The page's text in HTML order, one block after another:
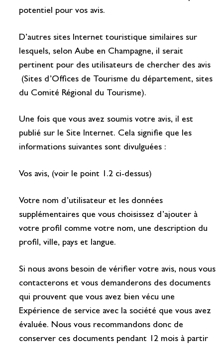
potentiel pour vos avis.
D’autres sites Internet touristique similaires sur
lesquels, selon Aube en Champagne, il serait
pertinent pour des utilisateurs de chercher des avis
(Sites d’Offices de Tourisme du département, sites
du Comité Régional du Tourisme).
Une fois que vous avez soumis votre avis, il est
publié sur le Site Internet. Cela signifie que les
informations suivantes sont divulguées :
Vos avis, (voir le point 1.2 ci-dessus)
Votre nom d’utilisateur et les données
supplémentaires que vous choisissez d’ajouter à
votre profil comme votre nom, une description du
profil, ville, pays et langue.
Si nous avons besoin de vérifier votre avis, nous vous
contacterons et vous demanderons des documents
qui prouvent que vous avez bien vécu une
Expérience de service avec la société que vous avez
évaluée. Nous vous recommandons donc de
conserver ces documents pendant 12 mois à partir